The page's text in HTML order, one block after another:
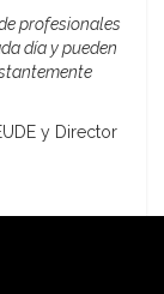
profesionales
día y pueden
y Director